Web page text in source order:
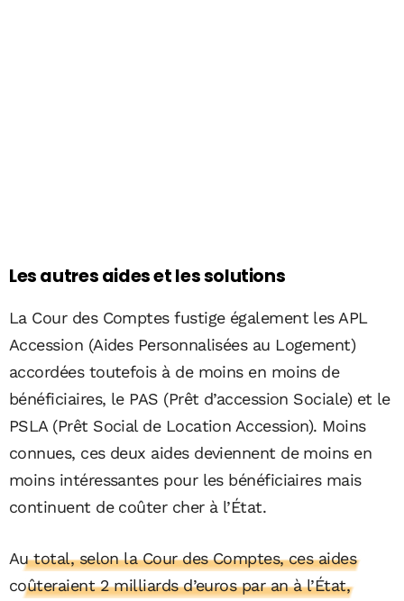
Les autres aides et les solutions
La Cour des Comptes fustige également les APL
Accession (Aides Personnalisées au Logement)
accordées toutefois à de moins en moins de
bénéficiaires, le PAS (Prêt d’accession Sociale) et le
PSLA (Prêt Social de Location Accession). Moins
connues, ces deux aides deviennent de moins en
moins intéressantes pour les bénéficiaires mais
continuent de coûter cher à l’État.
Au total, selon la Cour des Comptes, ces aides
coûteraient 2 milliards d’euros par an à l’État,